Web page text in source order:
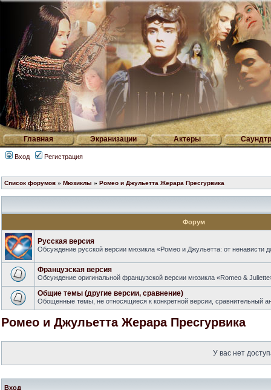
Главная Экранизации Актеры
Вход Регистрация
Список форумов » Мюзиклы » Ромео и Джульетта Жерара Пресгурвика
Форум
Русская версия
Обсуждение русской версии мюзикла «Ромео и Джульетта: от ненависти
Французская версия
Обсуждение оригинальной французской версии мюзикла «Romeo &
Общие темы (другие версии, сравнение)
Обощенные темы, не относящиеся к конкретной версии, сравнительный
Ромео и Джульетта Жерара Пресгурвика
У вас нет
Вход